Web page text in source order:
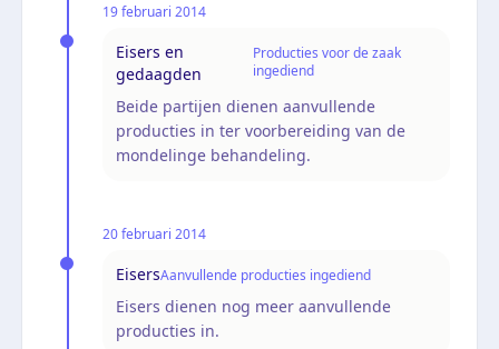
19 februari 2014
Eisers en
gedaagden
Producties voor de zaak
ingediend
Beide partijen dienen aanvullende
producties in ter voorbereiding van de
mondelinge behandeling.
20 februari 2014
EisersAanvullende producties ingediend
Eisers dienen nog meer aanvullende
producties in.